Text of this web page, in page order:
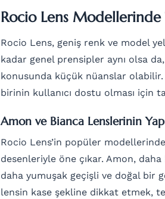
Rocio Lens Modellerinde
Rocio Lens, geniş renk ve model
kadar genel prensipler aynı olsa
konusunda küçük nüanslar
birinin kullanıcı dostu olması için
Amon ve Bianca Lenslerinin
Rocio Lens’in popüler
desenleriyle öne çıkar. Amon,
daha yumuşak geçişli ve doğal bir
lensin kase şekline dikkat etmek,